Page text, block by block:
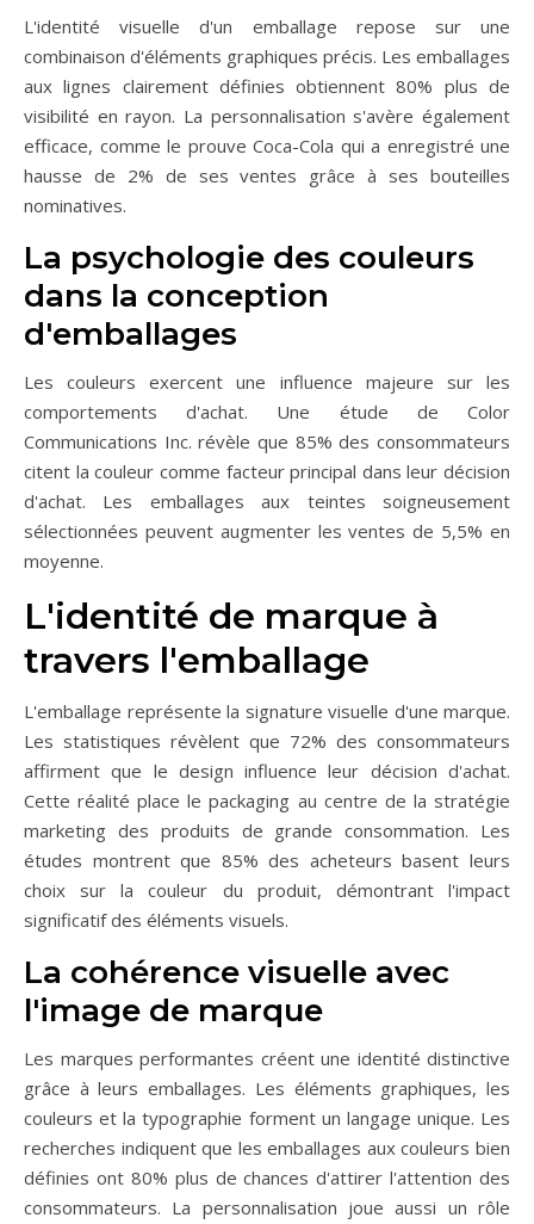
L'identité visuelle d'un emballage repose sur une
combinaison d'éléments graphiques précis. Les emballages
aux lignes clairement définies obtiennent 80% plus de
visibilité en rayon. La personnalisation s'avère également
efficace, comme le prouve Coca-Cola qui a enregistré une
hausse de 2% de ses ventes grâce à ses bouteilles
nominatives.
La psychologie des couleurs
dans la conception
d'emballages
Les couleurs exercent une influence majeure sur les
comportements d'achat. Une étude de Color
Communications Inc. révèle que 85% des consommateurs
citent la couleur comme facteur principal dans leur décision
d'achat. Les emballages aux teintes soigneusement
sélectionnées peuvent augmenter les ventes de 5,5% en
moyenne.
L'identité de marque à
travers l'emballage
L'emballage représente la signature visuelle d'une marque.
Les statistiques révèlent que 72% des consommateurs
affirment que le design influence leur décision d'achat.
Cette réalité place le packaging au centre de la stratégie
marketing des produits de grande consommation. Les
études montrent que 85% des acheteurs basent leurs
choix sur la couleur du produit, démontrant l'impact
significatif des éléments visuels.
La cohérence visuelle avec
l'image de marque
Les marques performantes créent une identité distinctive
grâce à leurs emballages. Les éléments graphiques, les
couleurs et la typographie forment un langage unique. Les
recherches indiquent que les emballages aux couleurs bien
définies ont 80% plus de chances d'attirer l'attention des
consommateurs. La personnalisation joue aussi un rôle